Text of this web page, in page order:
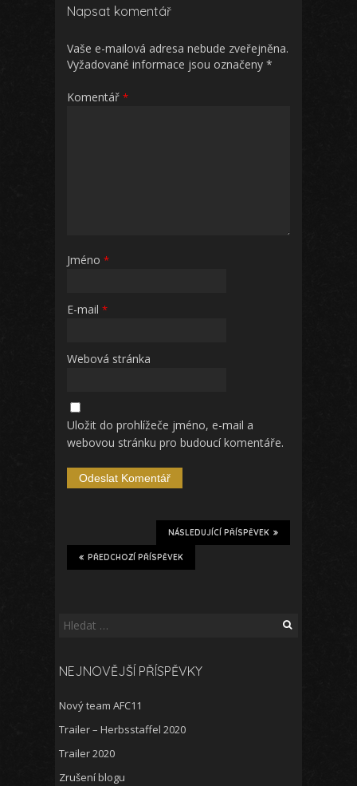
Napsat komentář
Vaše e-mailová adresa nebude zveřejněna.
Vyžadované informace jsou označeny *
Komentář *
Jméno *
E-mail *
Webová stránka
Uložit do prohlížeče jméno, e-mail a
webovou stránku pro budoucí komentáře.
NÁSLEDUJÍCÍ PŘÍSPĚVEK
PŘEDCHOZÍ PŘÍSPĚVEK
Vyhledávání
NEJNOVĚJŠÍ PŘÍSPĚVKY
Nový team AFC11
Trailer – Herbsstaffel 2020
Trailer 2020
Zrušení blogu